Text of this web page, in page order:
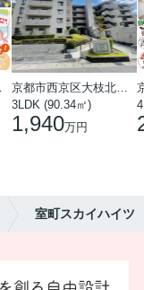
3LDK (90.34㎡)
1,940万円
室町スカイハイツ